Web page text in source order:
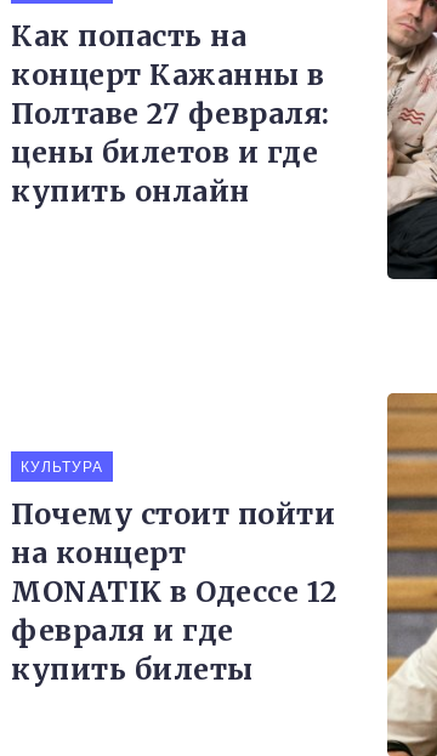
Как попасть на
концерт Кажанны в
Полтаве 27 февраля:
цены билетов и где
купить онлайн
КУЛЬТУРА
Почему стоит пойти
на концерт
MONATIK в Одессе 12
февраля и где
купить билеты